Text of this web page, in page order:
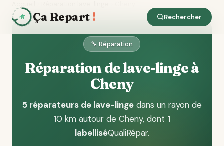
Ça Repart ! Rechercher
🔧 Réparation
Réparation de lave-linge à
Cheny
5 réparateurs de lave-lingedans un rayon de
10 km autour de Cheny, dont 1
labelliséQualiRépar.